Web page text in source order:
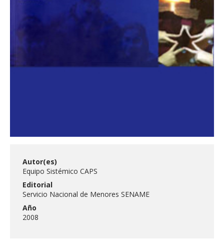
Autor(es)
Equipo Sistémico CAPS
Editorial
Servicio Nacional de Menores SENAME
Año
2008